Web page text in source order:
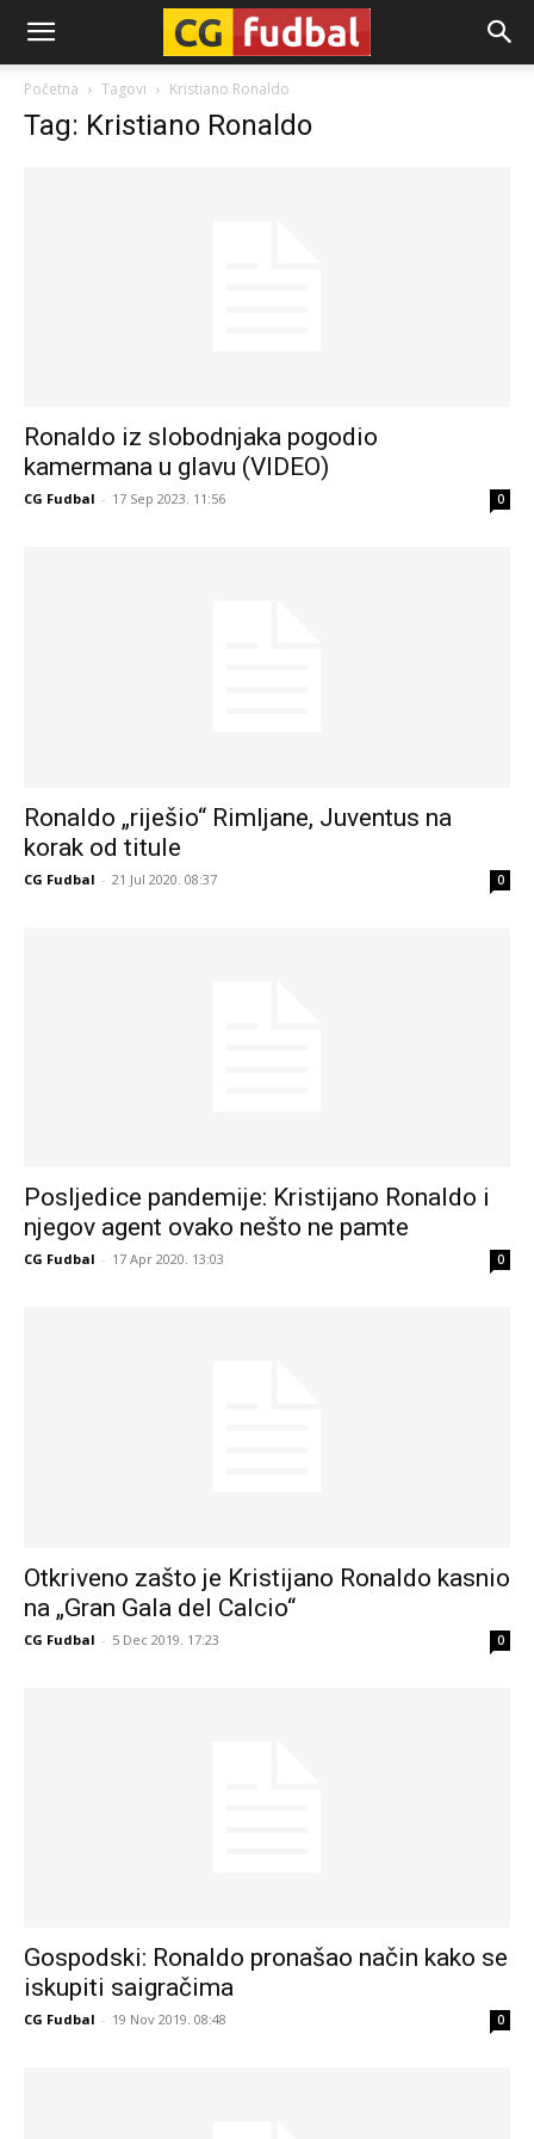
CG-
Fudbal
Početna Tagovi Kristiano Ronaldo
Tag: Kristiano Ronaldo
Ronaldo iz slobodnjaka pogodio
kamermana u glavu (VIDEO)
CG Fudbal - 17 Sep 2023. 11:56 0
Ronaldo „riješio“ Rimljane, Juventus na
korak od titule
CG Fudbal - 21 Jul 2020. 08:37 0
Posljedice pandemije: Kristijano Ronaldo i
njegov agent ovako nešto ne pamte
CG Fudbal - 17 Apr 2020. 13:03 0
Otkriveno zašto je Kristijano Ronaldo kasnio
na „Gran Gala del Calcio“
CG Fudbal - 5 Dec 2019. 17:23 0
Gospodski: Ronaldo pronašao način kako se
iskupiti saigračima
CG Fudbal - 19 Nov 2019. 08:48 0